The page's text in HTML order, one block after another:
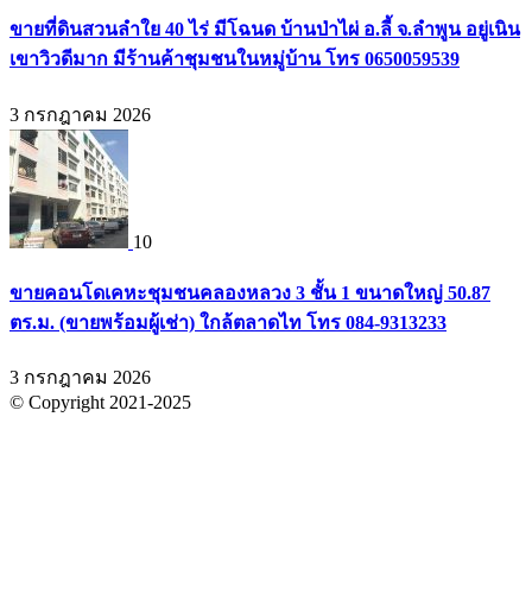
ขายที่ดินสวนลำใย 40 ไร่ มีโฉนด บ้านป่าไผ่ อ.ลี้ จ.ลำพูน อยู่เนิน
เขาวิวดีมาก มีร้านค้าชุมชนในหมู่บ้าน โทร 0650059539
3 กรกฎาคม 2026
10
ขายคอนโดเคหะชุมชนคลองหลวง 3 ชั้น 1 ขนาดใหญ่ 50.87
ตร.ม. (ขายพร้อมผู้เช่า) ใกล้ตลาดไท โทร 084-9313233
3 กรกฎาคม 2026
© Copyright 2021-2025